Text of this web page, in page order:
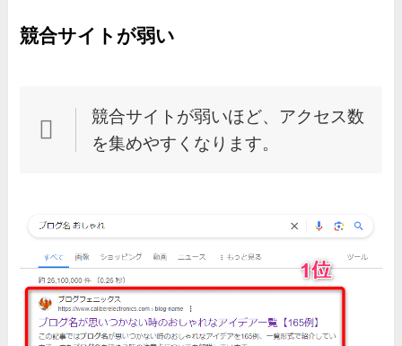
競合サイトが弱い
競合サイトが弱いほど、アクセス数
を集めやすくなります。